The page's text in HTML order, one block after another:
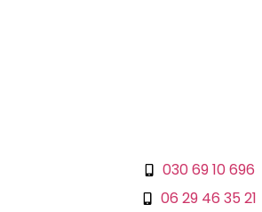
030 69 10 696
06 29 46 35 21